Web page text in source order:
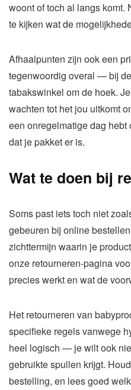
woont of toch al langs komt.
te kijken wat de
Afhaalpunten zijn ook een
tegenwoordig overal — bij
tabakswinkel om de hoek.
wachten tot het jou uitkomt
een onregelmatige dag
dat je pakket er is.
Wat te doen bij
Soms past iets toch niet
gebeuren bij online
zichttermijn waarin je
onze retourneren-pagina
precies werkt en wat de
Het retourneren van
specifieke regels vanwege
heel logisch — je wilt ook
gebruikte spullen krijgt.
bestelling, en lees goed